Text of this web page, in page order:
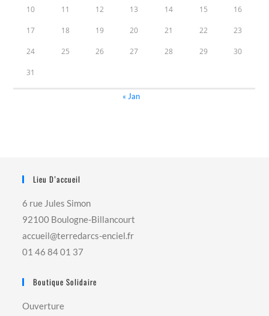
10 11 12 13 14 15 16
17 18 19 20 21 22 23
24 25 26 27 28 29 30
31
« Jan
Lieu D’accueil
6 rue Jules Simon
92100 Boulogne-Billancourt
accueil@terredarcs-enciel.fr
01 46 84 01 37
Boutique Solidaire
Ouverture